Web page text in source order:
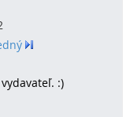
:)